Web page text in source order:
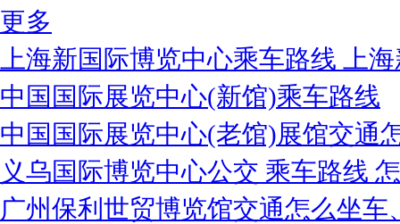
更多
上海新国际博览中心乘车路线 上
中国国际展览中心(新馆)乘车路线
中国国际展览中心(老馆)展馆交通
义乌国际博览中心公交 乘车路线
广州保利世贸博览馆交通怎么坐车